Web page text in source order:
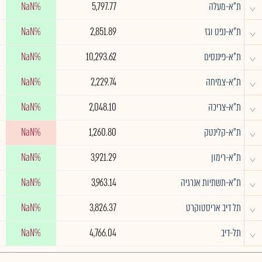
^ ת"א-מעלה 5,797.77
NaN%
^ ת"א-נפט וגז 2,851.89
NaN%
^ ת"א-פיננסים 10,293.62
NaN%
^ ת"א-צמיחה 2,229.74
NaN%
^ ת"א-צריכה 2,048.10
NaN%
^ ת"א-קלינטק 1,260.80
NaN%
^ ת"א-רימון 3,921.29
NaN%
^ ת"א-תשתיות אנרגיה 3,963.14
NaN%
^ תל דיב אריסטוקרט 3,826.37
NaN%
^ תל-דיב 4,766.04
NaN%